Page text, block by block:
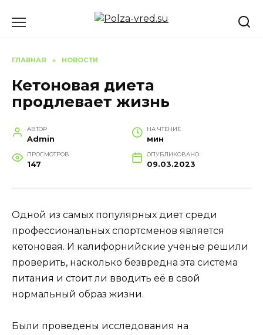
ГЛАВНАЯ » НОВОСТИ
Кетоновая диета
продлевает жизнь
АВТОР
Admin
НА ЧТЕНИЕ
мин
ПРОСМОТРОВ
147
ОПУБЛИКОВАНО
09.03.2023
Одной из самых популярных диет среди
профессиональных спортсменов является
кетоновая. И калифорнийские учёные решили
проверить, насколько безвредна эта система
питания и стоит ли вводить её в свой
нормальный образ жизни.
Были проведены исследования на